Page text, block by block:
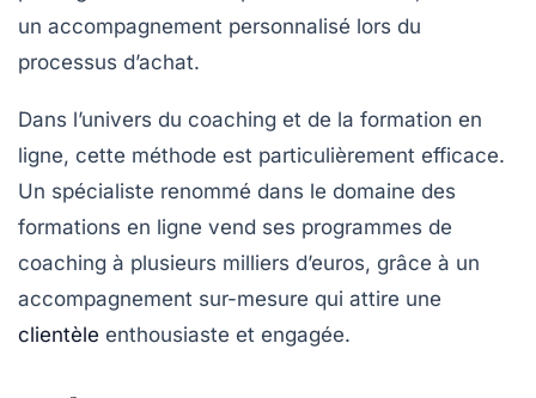
un accompagnement personnalisé lors du
processus d’achat.
Dans l’univers du coaching et de la formation en
ligne, cette méthode est particulièrement efficace.
Un spécialiste renommé dans le domaine des
formations en ligne vend ses programmes de
coaching à plusieurs milliers d’euros, grâce à un
accompagnement sur-mesure qui attire une
clientèle enthousiaste et engagée.